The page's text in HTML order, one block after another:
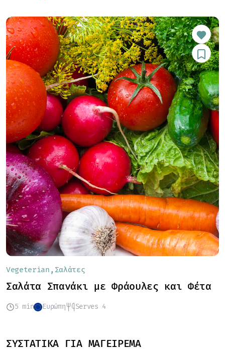
Vegeterian Σαλάτες
Σαλάτα Σπανάκι με Φράουλες και Φέτα
5 min Ευρώπη Serves 4
ΣΥΣΤΑΤΙΚΆ ΓΙΑ ΜΑΓΕΊΡΕΜΑ